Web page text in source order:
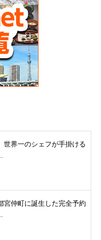
世界一のシェフが手掛ける
宮仲町に誕生した完全予約